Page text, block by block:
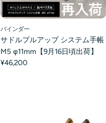
バインダー
サドルプルアップ システム手帳
M5 φ11mm【9月16日頃出荷】
¥46,200